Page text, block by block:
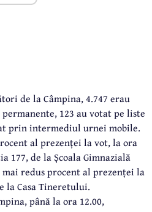
de la Câmpina, 4.747 erau
123 au votat pe liste
prin intermediul urnei mobile.
al prezenței la vot, la ora
177, de la Școala Gimnazială
mai redus procent al prezenței la
la Casa Tineretului.
până la ora 12.00,